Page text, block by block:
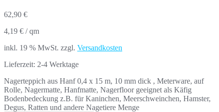
62,90 €
4,19 € /qm
inkl. 19 % MwSt. zzgl. Versandkosten
Lieferzeit: 2-4 Werktage
Nagerteppich aus Hanf 0,4 x 15 m, 10 mm dick , Meterware, auf
Rolle, Nagermatte, Hanfmatte, Nagerfloor geeignet als Käfig
Bodenbedeckung z.B. für Kaninchen, Meerschweinchen, Hamster,
Degus, Ratten und andere Nagetiere Menge